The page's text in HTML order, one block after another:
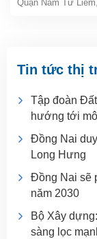
Quận Nam Từ Liêm,
Tin tức thị
Tập đoàn
hướng tới
Đồng Nai
Long Hưng
Đồng Nai sẽ
năm 2030
Bộ Xây
sàng lọc